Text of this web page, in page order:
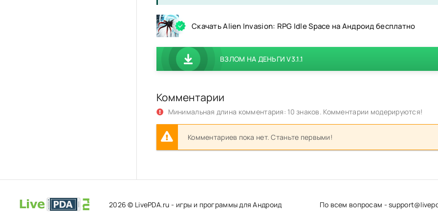
Скачать Alien Invasion: RPG Idle Space на Андроид бесплатно
ВЗЛОМ НА ДЕНЬГИ V3.1.1
Комментарии
Минимальная длина комментария: 10 знаков. Комментарии модерируются!
Комментариев пока нет. Станьте первыми!
2026 © LivePDA.ru - игры и программы для Андроид По всем вопросам -